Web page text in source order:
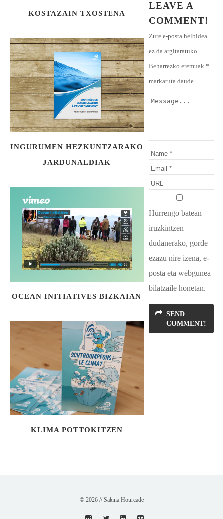
KOSTAZAIN TXOSTENA
INGURUMEN HEZKUNTZARAKO
JARDUNALDIAK
OCEAN INITIATIVES BIZKAIAN
KLIMA POTTOKITZEN
LEAVE A
COMMENT!
Zure e-posta helbidea
ez da argitaratuko.
Beharrezko eremuak *
markatuta daude
Hurrengo batean
iruzkintzen
dudanerako, gorde
ezazu nire izena, e-
posta eta webgunea
bilatzaile honetan.
SEND
COMMENT!
© 2026 // Sabina Hourcade